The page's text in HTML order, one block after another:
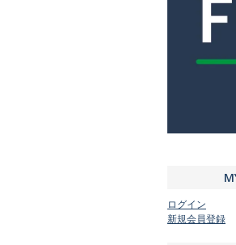
ログイン
新規会員登録